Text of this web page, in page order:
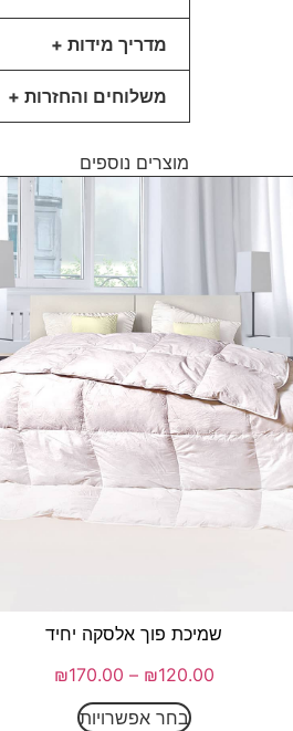
מדריך מידות +
משלוחים והחזרות +
מוצרים נוספים
שמיכת פוך אלסקה יחיד
₪120.00
–
₪170.00
בחר אפשרויות